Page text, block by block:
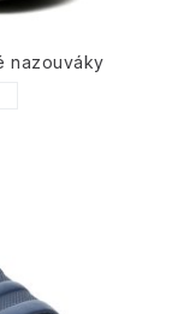
nazouváky